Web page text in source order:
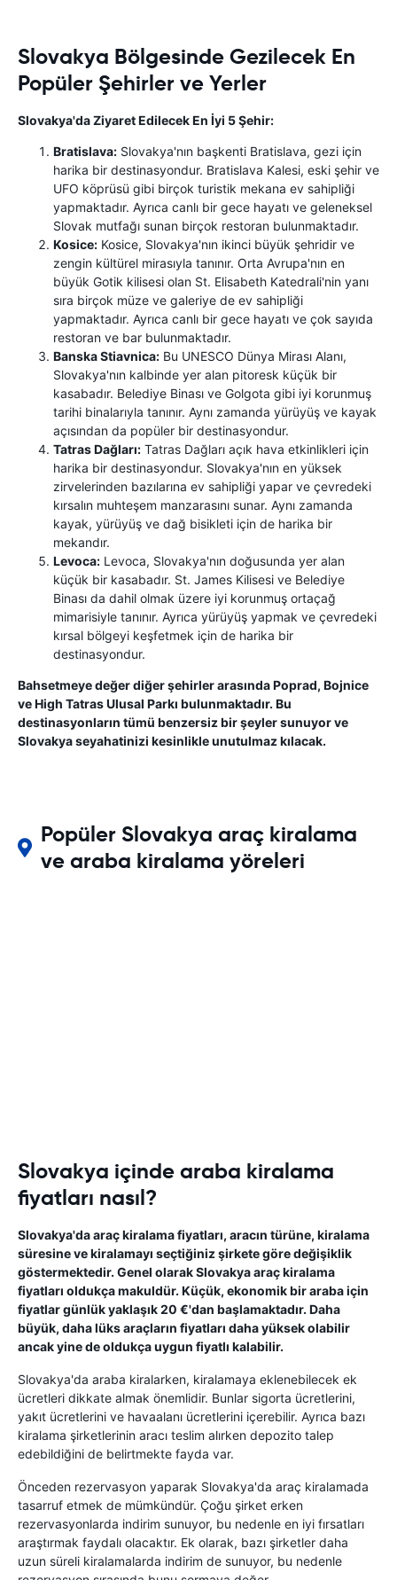
Slovakya Bölgesinde Gezilecek En
Popüler Şehirler ve Yerler
Slovakya'da Ziyaret Edilecek En İyi 5 Şehir:
Bratislava: Slovakya'nın başkenti Bratislava, gezi için
harika bir destinasyondur. Bratislava Kalesi, eski şehir ve
UFO köprüsü gibi birçok turistik mekana ev sahipliği
yapmaktadır. Ayrıca canlı bir gece hayatı ve geleneksel
Slovak mutfağı sunan birçok restoran bulunmaktadır.
Kosice: Kosice, Slovakya'nın ikinci büyük şehridir ve
zengin kültürel mirasıyla tanınır. Orta Avrupa'nın en
büyük Gotik kilisesi olan St. Elisabeth Katedrali'nin yanı
sıra birçok müze ve galeriye de ev sahipliği
yapmaktadır. Ayrıca canlı bir gece hayatı ve çok sayıda
restoran ve bar bulunmaktadır.
Banska Stiavnica: Bu UNESCO Dünya Mirası Alanı,
Slovakya'nın kalbinde yer alan pitoresk küçük bir
kasabadır. Belediye Binası ve Golgota gibi iyi korunmuş
tarihi binalarıyla tanınır. Aynı zamanda yürüyüş ve kayak
açısından da popüler bir destinasyondur.
Tatras Dağları: Tatras Dağları açık hava etkinlikleri için
harika bir destinasyondur. Slovakya'nın en yüksek
zirvelerinden bazılarına ev sahipliği yapar ve çevredeki
kırsalın muhteşem manzarasını sunar. Aynı zamanda
kayak, yürüyüş ve dağ bisikleti için de harika bir
mekandır.
Levoca: Levoca, Slovakya'nın doğusunda yer alan
küçük bir kasabadır. St. James Kilisesi ve Belediye
Binası da dahil olmak üzere iyi korunmuş ortaçağ
mimarisiyle tanınır. Ayrıca yürüyüş yapmak ve çevredeki
kırsal bölgeyi keşfetmek için de harika bir
destinasyondur.
Bahsetmeye değer diğer şehirler arasında Poprad, Bojnice
ve High Tatras Ulusal Parkı bulunmaktadır. Bu
destinasyonların tümü benzersiz bir şeyler sunuyor ve
Slovakya seyahatinizi kesinlikle unutulmaz kılacak.
Popüler Slovakya araç kiralama
ve araba kiralama yöreleri
Slovakya içinde araba kiralama
fiyatları nasıl?
Slovakya'da araç kiralama fiyatları, aracın türüne, kiralama
süresine ve kiralamayı seçtiğiniz şirkete göre değişiklik
göstermektedir. Genel olarak Slovakya araç kiralama
fiyatları oldukça makuldür. Küçük, ekonomik bir araba için
fiyatlar günlük yaklaşık 20 €'dan başlamaktadır. Daha
büyük, daha lüks araçların fiyatları daha yüksek olabilir
ancak yine de oldukça uygun fiyatlı kalabilir.
Slovakya'da araba kiralarken, kiralamaya eklenebilecek ek
ücretleri dikkate almak önemlidir. Bunlar sigorta ücretlerini,
yakıt ücretlerini ve havaalanı ücretlerini içerebilir. Ayrıca bazı
kiralama şirketlerinin aracı teslim alırken depozito talep
edebildiğini de belirtmekte fayda var.
Önceden rezervasyon yaparak Slovakya'da araç kiralamada
tasarruf etmek de mümkündür. Çoğu şirket erken
rezervasyonlarda indirim sunuyor, bu nedenle en iyi fırsatları
araştırmak faydalı olacaktır. Ek olarak, bazı şirketler daha
uzun süreli kiralamalarda indirim de sunuyor, bu nedenle